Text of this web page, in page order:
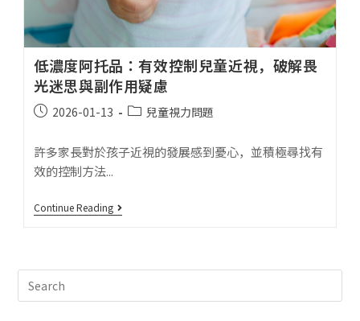
低濃度阿托品：有效控制兒童近視，破解畏
光迷思與副作用疑慮
2026-01-13 兒童視力問題
許多家長對於孩子近視的發展感到憂心，並積極尋找有
效的控制方法...
Continue Reading